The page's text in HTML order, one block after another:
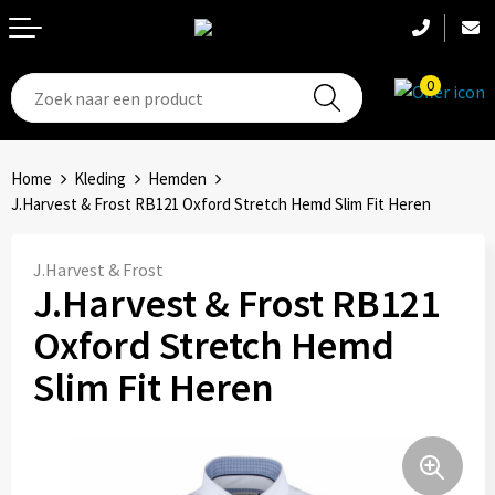
0
T-Shirts
Broeken en shorts
Schoenen
Badtextiel
Jassen
Hoeden
Hoofdbanden
Sets
Bandanas
Accessoires
Aanstekers
Anti-stress
Elektronica, Gadgets en USB
Feestartikelen
Fitness
Home Kleding
Hemden
J.Harvest & Frost RB121 Oxford Stretch Hemd Slim Fit Heren
J.Harvest & Frost
J.Harvest & Frost RB121
Oxford Stretch Hemd
Slim Fit Heren